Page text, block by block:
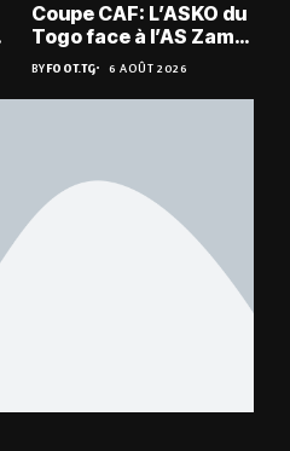
Coupe CAF: L’ASKO du
Togo face à l’AS Zam
du Niger
BYFOOT.TG 6 AOÛT 2026